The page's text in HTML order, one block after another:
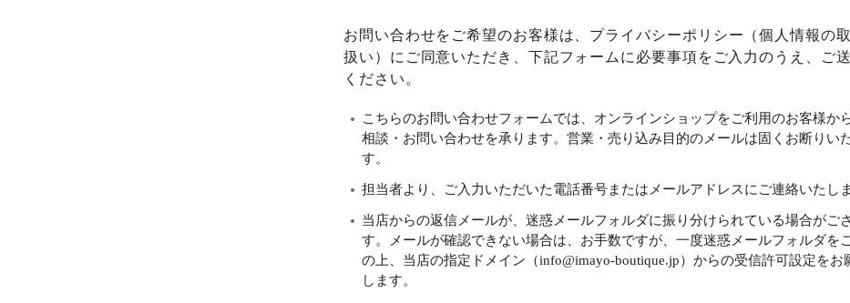
お問い合わせをご希望のお客様は、 プライバシーポリシー （個人情報の
扱い）にご同意いただき、下記フォームに必要事項をご入力のうえ、ご
ください。
こちらのお問い合わせフォームでは、オンラインショップをご利用のお客様か
相談・お問い合わせを承ります。営業・売り込み目的のメールは固くお断りい
す。
担当者より、ご入力いただいた電話番号またはメールアドレスにご連絡いたしま
当店からの返信メールが、迷惑メールフォルダに振り分けられている場合がご
す。メールが確認できない場合は、お手数ですが、一度迷惑メールフォルダを
の上、当店の指定ドメイン（info@imayo-boutique.jp）からの受信許可設定をお
します。